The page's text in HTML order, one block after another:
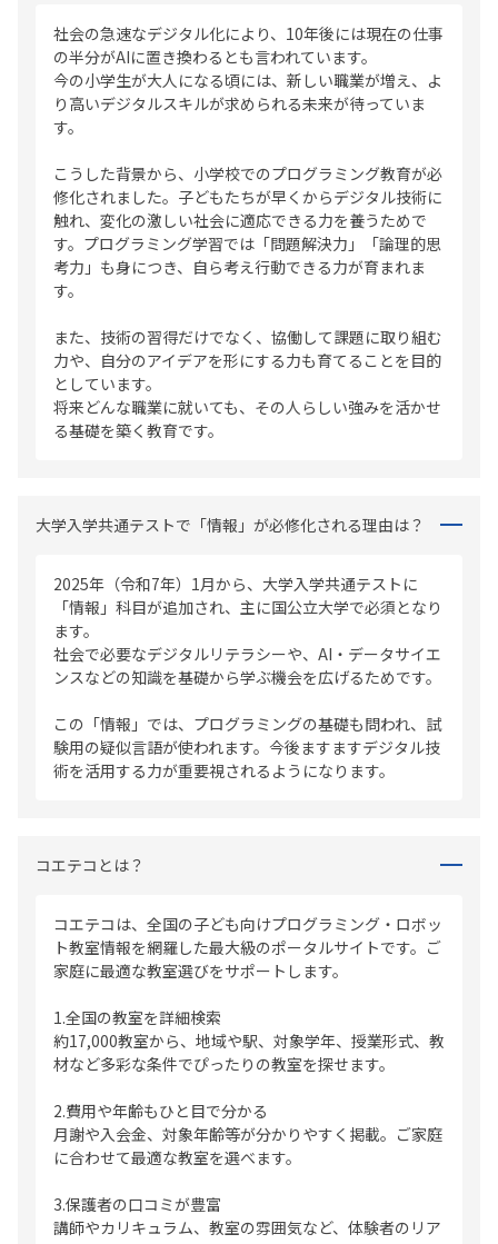
社会の急速なデジタル化により、10年後には現在の仕事
の半分がAIに置き換わるとも言われています。
今の小学生が大人になる頃には、新しい職業が増え、よ
り高いデジタルスキルが求められる未来が待っていま
す。
こうした背景から、小学校でのプログラミング教育が必
修化されました。子どもたちが早くからデジタル技術に
触れ、変化の激しい社会に適応できる力を養うためで
す。プログラミング学習では「問題解決力」「論理的思
考力」も身につき、自ら考え行動できる力が育まれま
す。
また、技術の習得だけでなく、協働して課題に取り組む
力や、自分のアイデアを形にする力も育てることを目的
としています。
将来どんな職業に就いても、その人らしい強みを活かせ
る基礎を築く教育です。
大学入学共通テストで「情報」が必修化される理由は？
2025年（令和7年）1月から、大学入学共通テストに
「情報」科目が追加され、主に国公立大学で必須となり
ます。
社会で必要なデジタルリテラシーや、AI・データサイエ
ンスなどの知識を基礎から学ぶ機会を広げるためです。
この「情報」では、プログラミングの基礎も問われ、試
験用の疑似言語が使われます。今後ますますデジタル技
術を活用する力が重要視されるようになります。
コエテコとは？
コエテコは、全国の子ども向けプログラミング・ロボッ
ト教室情報を網羅した最大級のポータルサイトです。ご
家庭に最適な教室選びをサポートします。
1.全国の教室を詳細検索
約17,000教室から、地域や駅、対象学年、授業形式、教
材など多彩な条件でぴったりの教室を探せます。
2.費用や年齢もひと目で分かる
月謝や入会金、対象年齢等が分かりやすく掲載。ご家庭
に合わせて最適な教室を選べます。
3.保護者の口コミが豊富
講師やカリキュラム、教室の雰囲気など、体験者のリア